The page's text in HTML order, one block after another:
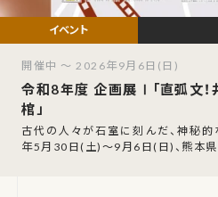
令和8年度 企画展Ⅰ「直弧文！
棺」
古代の人々が石室に刻んだ、神秘
年5月30日(土)〜9月6日(日)、熊本県
開催中 ～ 2026年9月6日(日)